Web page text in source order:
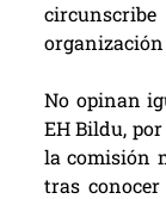
organización
No opinan
EH Bildu,
la comisión
tras